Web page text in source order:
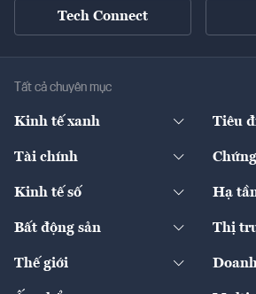
Tech Connect
Tất cả chuyên mục
Kinh tế xanh
Diễn đàn
Tiêu
Tài chính
Ngân hàng
Bảo hiểm
Kinh tế số
Sản phẩm - Thị trường
Hạ
Bất động sản
Chính sách
Thị
Thế giới
Kinh tế